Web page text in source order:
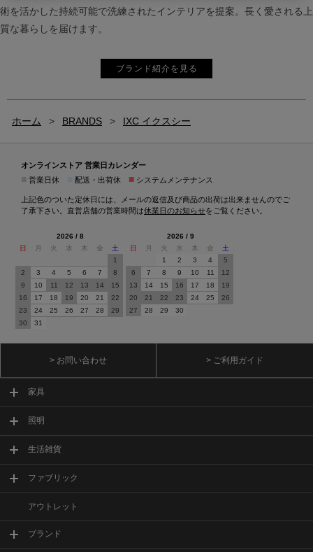
術を活かした持続可能で洗練されたインテリアを提案。長く愛される上
質な暮らしを届けます。
ブランド紹介を見る
ホーム > BRANDS > IXC イクスシー
オンラインストア 営業日カレンダー
営業日休 配送・出荷休 ■ システムメンテナンス
上記色のついた定休日には、メールの返信及び商品の出荷は出来ませんのでご
了承下さい。直営店舗の営業時間は休業日のお知らせをご覧ください。
2026 / 8
日
月 火 水 木 金
土
1
2
3 4 5 6 7
8
9
10 11 12 13 14
15
16
17 18 19 20 21
22
23
24 25 26 27 28
29
30
31
2026 / 9
日
月 火 水 木 金
土
1
2 3 4
5
6
7 8 9 10 11
12
13
14 15 16 17 18
19
20
21 22 23 24 25
26
27
28 29 30
> お問い合わせ > ご利用ガイド
家具
照明
生活雑貨
ファブリック
アウトレット
ブランド